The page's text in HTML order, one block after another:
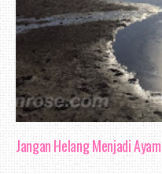
Jangan Helang Menjadi Ayam